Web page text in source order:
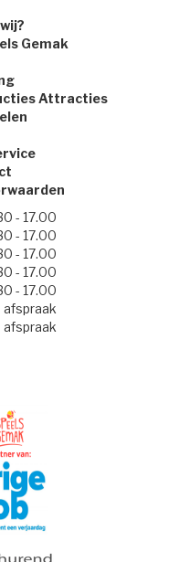
Gemak
Attracties
- 17.00
- 17.00
- 17.00
- 17.00
- 17.00
afspraak
afspraak